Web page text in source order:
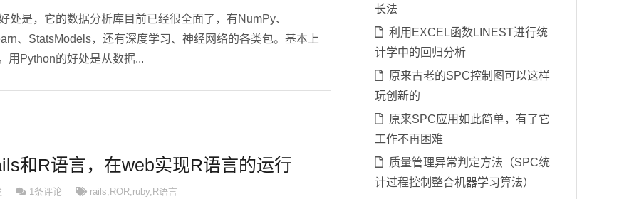
处是，它的数据分析库目前已经很全面了，有NumPy、
、StatsModels，还有深度学习、神经网络的各类包。基本上
用Python的好处是从数据...
和R语言，在web实现R语言的运行
1条评论 rails, ROR,ruby, R语言
长法
利用EXCEL函数LINEST进行统
计学中的回归分析
原来古老的SPC控制图可以这样
玩创新的
原来SPC应用如此简单，有了它
工作不再困难
质量管理异常判定方法（SPC统
计过程控制整合机器学习算法）